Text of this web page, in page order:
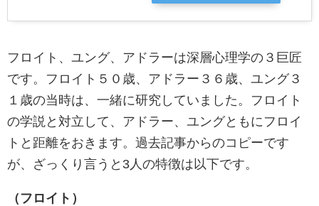
フロイト、ユング、アドラーは深層心理学の３巨匠
です。フロイト５０歳、アドラー３６歳、ユング３
１歳の当時は、一緒に研究していました。フロイト
の学説と対立して、アドラー、ユングともにフロイ
トと距離をおきます。過去記事からのコピーです
が、ざっくり言うと3人の特徴は以下です。
（フロイト）